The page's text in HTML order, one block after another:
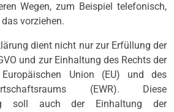
Wegen, zum Beispiel telefonisch,
vorziehen.
dient nicht nur zur Erfüllung der
und zur Einhaltung des Rechts der
Union (EU) und des
(EWR). Diese
soll auch der Einhaltung der